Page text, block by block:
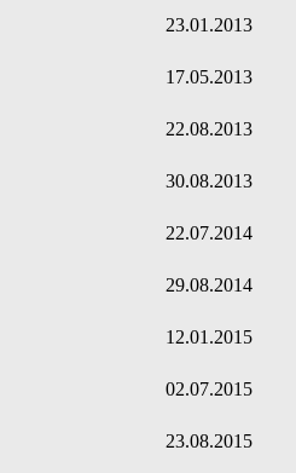
23.01.2013
17.05.2013
22.08.2013
30.08.2013
22.07.2014
29.08.2014
12.01.2015
02.07.2015
23.08.2015